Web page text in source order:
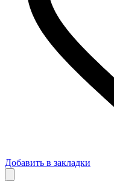
Добавить в закладки